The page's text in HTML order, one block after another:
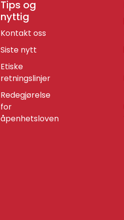
Tips og
nyttig
Kontakt oss
Siste nytt
Etiske
retningslinjer
Redegjørelse
for
åpenhetsloven